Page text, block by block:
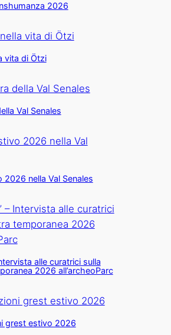
2026
vita di Ötzi
Val Senales
2026 nella Val Senales
alle curatrici sulla
2026 all’archeoParc
grest estivo 2026